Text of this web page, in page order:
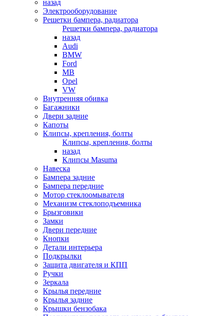
назад
Электрооборудование
Решетки бампера, радиатора
Решетки бампера, радиатора
назад
Audi
BMW
Ford
MB
Opel
VW
Внутренняя обивка
Багажники
Двери задние
Капоты
Клипсы, крепления, болты
Клипсы, крепления, болты
назад
Клипсы Masuma
Навеска
Бампера задние
Бампера передние
Мотор стеклоомывателя
Механизм стеклоподъемника
Брызговики
Замки
Двери передние
Кнопки
Детали интерьера
Подкрылки
Защита двигателя и КПП
Ручки
Зеркала
Крылья передние
Крылья задние
Крышки бензобака